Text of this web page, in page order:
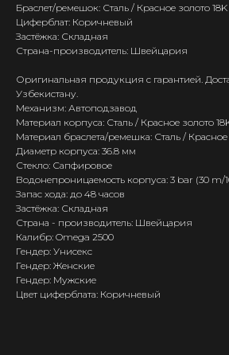
Браслет/ремешок: Сталь / Красное золото 18K
Циферблат: Коричневый
Застёжка: Складная
Страна-производитель: Швейцария
Оригинальная продукция с гарантией.
Узбекистану.
Механизм: Автоподзавод
Материал корпуса: Сталь / Красное золото
Материал браслета/ремешка: Сталь / Красное
Диаметр корпуса: 36.8 мм
Стекло: Сапфировое
Водонепроницаемость корпуса: 3 bar (30 m/
Запас хода: до 48 часов
Застёжка: Складная
Страна - производитель: Швейцария
Калибр: Omega 2500
Гендер: Унисекс
Гендер: Женские
Гендер: Мужские
Цвет циферблата: Коричневый